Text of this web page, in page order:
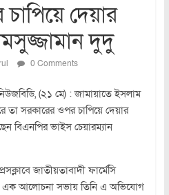
দেয়ার
দুদু
0 Comments
(২১ মে) : জামায়াতে ইসলাম
তা সরকারের ওপর চাপিয়ে দেয়ার
বিএনপির ভাইস চেয়ারম্যান
জাতীয়তাবাদী ফার্মেসি
আলোচনা সভায় তিনি এ অভিযোগ